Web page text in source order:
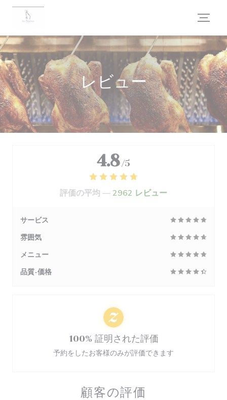
クッキー利用の管理について
レビュー
顧客の評価
4.8 /5
評価の平均 —2962 レビュー
サービス
雰囲気
メニュー
品質-価格
100% 証明された評価
予約をしたお客様のみが評価できます